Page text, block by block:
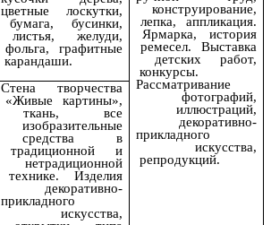
конструирование,
лепка, аппликация.
Ярмарка, история
ремесел. Выставка
детских работ,
конкурсы.
Рассматривание
фотографий,
иллюстраций,
декоративно-
прикладного
искусства,
репродукций.
цветные лоскутки,
бумага, бусинки,
листья, желуди,
фольга, графитные
карандаши.
Стена творчества
«Живые картины»,
ткань, все
изобразительные
средства в
традиционной и
нетрадиционной
технике. Изделия
декоративно-
прикладного
искусства,